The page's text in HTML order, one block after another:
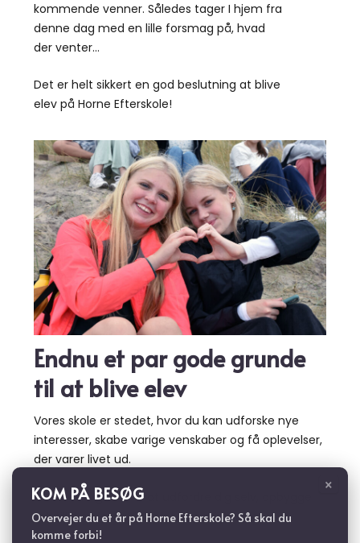
×
KOM PÅ BESØG
Overvejer du et år på Horne Efterskole? Så skal du
komme forbi!
kommende venner. Således tager I hjem fra
denne dag med en lille forsmag på, hvad
der venter…
Det er helt sikkert en god beslutning at blive
elev på Horne Efterskole!
Endnu et par gode grunde
til at blive elev
Vores skole er stedet, hvor du kan udforske nye
interesser, skabe varige venskaber og få oplevelser,
der varer livet ud.
Du får mulighed for at udfordre dig selv, opbygge
selvtillid og lære vigtige livsfærdigheder.